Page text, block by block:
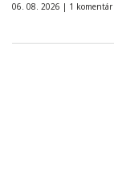
06. 08. 2026 | 1 komentár